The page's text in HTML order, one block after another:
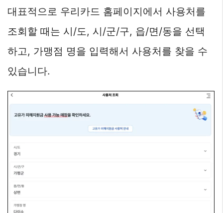
대표적으로 우리카드 홈페이지에서 사용처를
조회할 때는 시/도, 시/군/구, 읍/면/동을 선택
하고, 가맹점 명을 입력해서 사용처를 찾을 수
있습니다.